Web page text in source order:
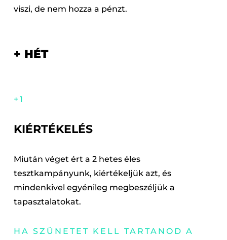
viszi, de nem hozza a pénzt.
+ HÉT
+1
KIÉRTÉKELÉS
Miután véget ért a 2 hetes éles
tesztkampányunk, kiértékeljük azt, és
mindenkivel egyénileg megbeszéljük a
tapasztalatokat.
HA SZÜNETET KELL TARTANOD A